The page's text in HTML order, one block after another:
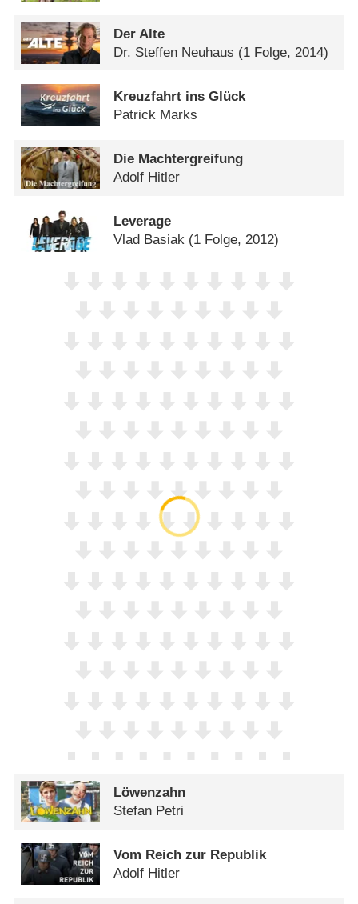
Der Alte
Dr. Steffen Neuhaus (1 Folge, 2014)
Kreuzfahrt ins Glück
Patrick Marks
Die Machtergreifung
Adolf Hitler
Leverage
Vlad Basiak (1 Folge, 2012)
Löwenzahn
Stefan Petri
Vom Reich zur Republik
Adolf Hitler